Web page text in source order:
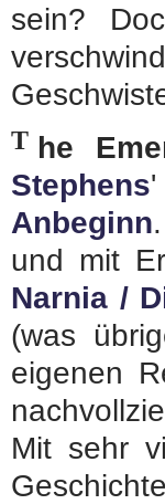
sein?
T he
Stephens'
Anbeginn
und mit
Narnia /
(was
eigenen
Mit sehr